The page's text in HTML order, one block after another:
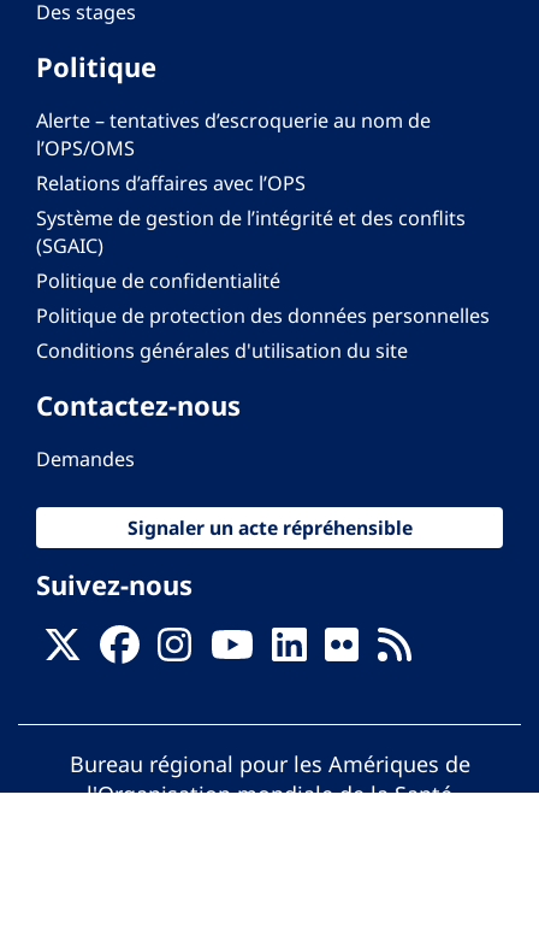
Des stages
Politique
Alerte – tentatives d’escroquerie au nom de
l’OPS/OMS
Relations d’affaires avec l’OPS
Système de gestion de l’intégrité et des conflits
(SGAIC)
Politique de confidentialité
Politique de protection des données personnelles
Conditions générales d'utilisation du site
Contactez-nous
Demandes
Signaler un acte répréhensible
Suivez-nous
Bureau régional pour les Amériques de
l'Organisation mondiale de la Santé